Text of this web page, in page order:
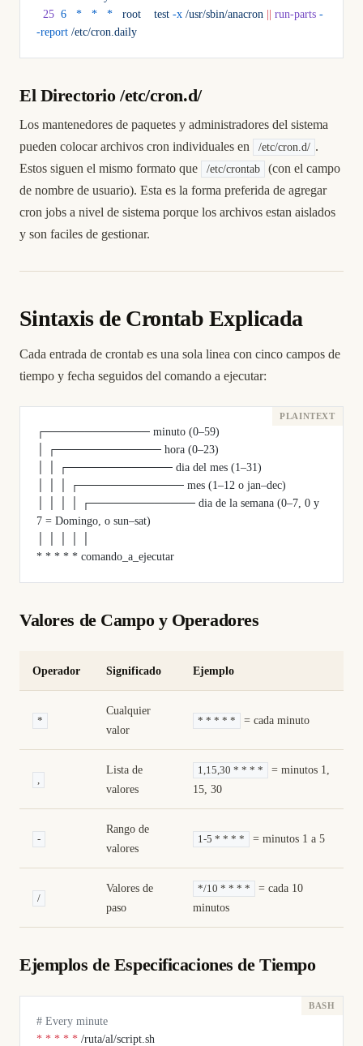
  25
  6
   *
   *
   *
   root
    test
-x /usr/sbin/anacron run-parts -
-report /etc/cron.daily
El Directorio /etc/cron.d/
Los mantenedores de paquetes y administradores del sistema
pueden colocar archivos cron individuales en
/etc/cron.d/ .
Estos siguen el mismo formato que
/etc/crontab
(con el campo
de nombre de usuario). Esta es la forma preferida de agregar
cron jobs a nivel de sistema porque los archivos estan aislados
y son faciles de gestionar.
Sintaxis de Crontab Explicada
Cada entrada de crontab es una sola linea con cinco campos de
tiempo y fecha seguidos del comando a ejecutar:
┌───────────── minuto (0–59)
│ ┌───────────── hora (0–23)
│ │ ┌───────────── dia del mes (1–31)
│ │ │ ┌───────────── mes (1–12 o jan–dec)
│ │ │ │ ┌───────────── dia de la semana (0–7, 0 y
7 = Domingo, o sun–sat)
* * * * * comando_a_ejecutar
Valores de Campo y Operadores
Operador Significado Ejemplo
*
Cualquier
valor
* * * * * = cada minuto
Lista de
valores
1,15,30 * * * *
= minutos 1,
15, 30
-
Rango de
valores
1-5 * * * * = minutos 1 a 5
/
Valores de
paso
*/10 * * * *
= cada 10
minutos
Ejemplos de Especificaciones de Tiempo
# Every minute
* * * * * /ruta/al/script.sh